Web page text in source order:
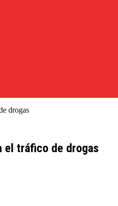
drogas
el tráfico de drogas